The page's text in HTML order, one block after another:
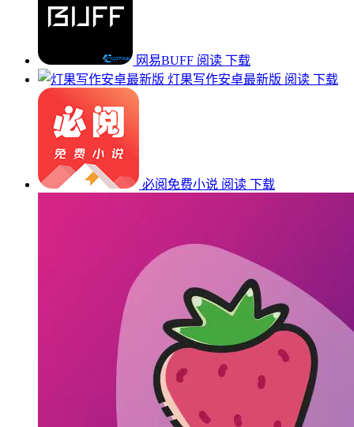
网易BUFF 阅读
下载
灯果写作安卓最新版 阅读 下载
必阅免费小说 阅读 下载